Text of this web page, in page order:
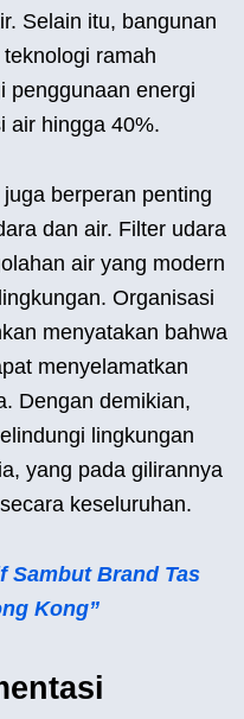
Selain itu, bangunan
ramah
penggunaan energi
air hingga 40%.
berperan penting
dan air. Filter udara
air yang modern
Organisasi
menyatakan bahwa
menyelamatkan
Dengan demikian,
lingkungan
yang pada gilirannya
keseluruhan.
Sambut Brand Tas
Kong”